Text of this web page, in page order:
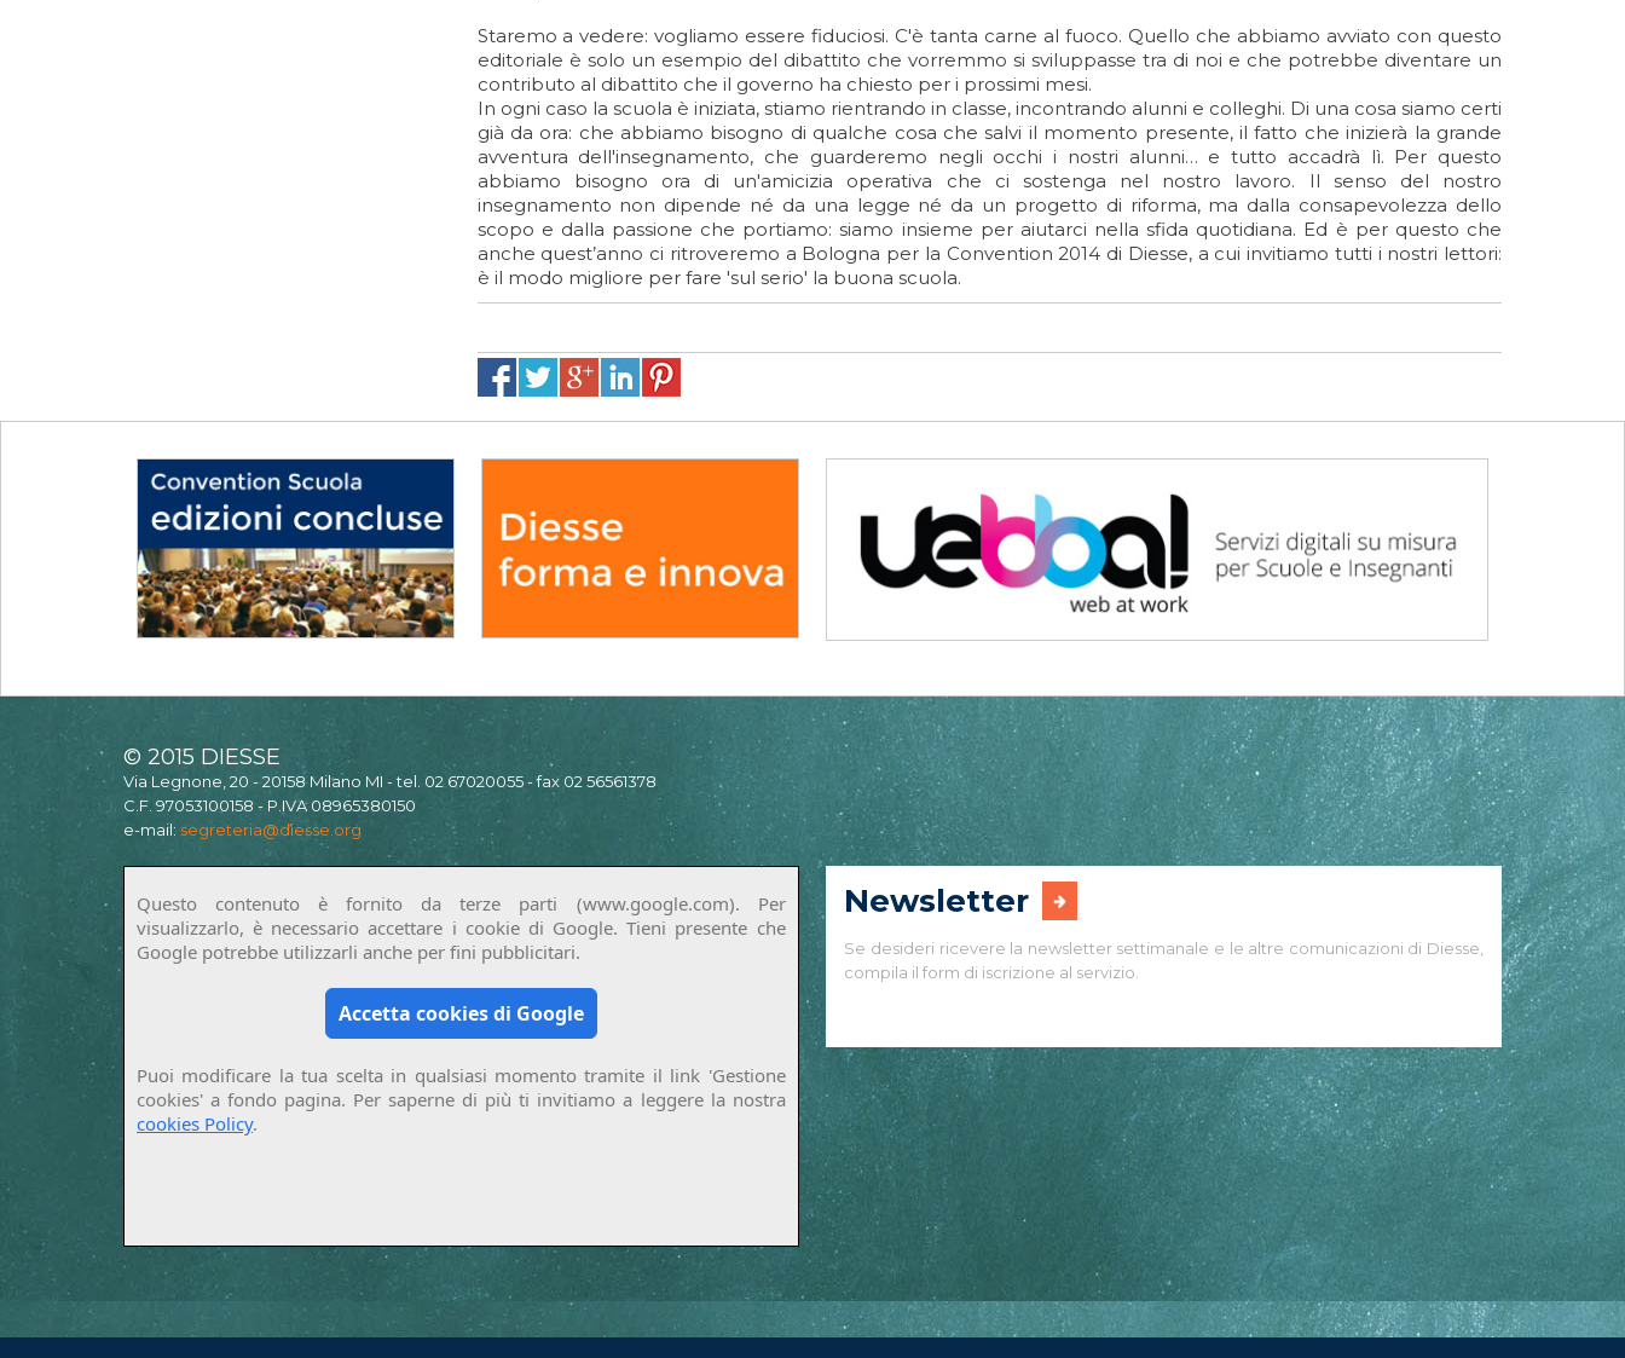
Staremo a vedere: vogliamo essere fiduciosi. C'è tanta carne al fuoco. Quello che abbiamo avviato con questo
editoriale è solo un esempio del dibattito che vorremmo si sviluppasse tra di noi e che potrebbe diventare un
contributo al dibattito che il governo ha chiesto per i prossimi mesi.
In ogni caso la scuola è iniziata, stiamo rientrando in classe, incontrando alunni e colleghi. Di una cosa siamo certi
già da ora: che abbiamo bisogno di qualche cosa che salvi il momento presente, il fatto che inizierà la grande
avventura dell'insegnamento, che guarderemo negli occhi i nostri alunni… e tutto accadrà lì. Per questo
abbiamo bisogno ora di un'amicizia operativa che ci sostenga nel nostro lavoro. Il senso del nostro
insegnamento non dipende né da una legge né da un progetto di riforma, ma dalla consapevolezza dello
scopo e dalla passione che portiamo: siamo insieme per aiutarci nella sfida quotidiana. Ed è per questo che
anche quest’anno ci ritroveremo a Bologna per la Convention 2014 di Diesse, a cui invitiamo tutti i nostri lettori:
è il modo migliore per fare 'sul serio' la buona scuola.
© 2015 DIESSE
Via Legnone, 20 - 20158 Milano MI - tel. 02 67020055 - fax 02 56561378
C.F. 97053100158 - P.IVA 08965380150
e-mail: segreteria@diesse.org
Questo contenuto è fornito da terze parti (www.google.com). Per
visualizzarlo, è necessario accettare i cookie di Google. Tieni presente che
Google potrebbe utilizzarli anche per fini pubblicitari.
Accetta cookies di Google
Puoi modificare la tua scelta in qualsiasi momento tramite il link 'Gestione
cookies' a fondo pagina. Per saperne di più ti invitiamo a leggere la nostra
cookies Policy.
Newsletter
Se desideri ricevere la newsletter settimanale e le altre comunicazioni di Diesse,
compila il form di iscrizione al servizio.